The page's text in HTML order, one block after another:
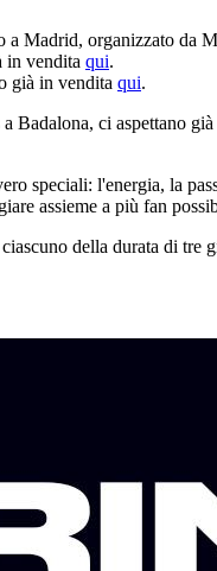
a Madrid, organizzato da
in vendita qui.
già in vendita qui.
ci aspettano
speciali: l'energia, la
assieme a più fan
della durata di